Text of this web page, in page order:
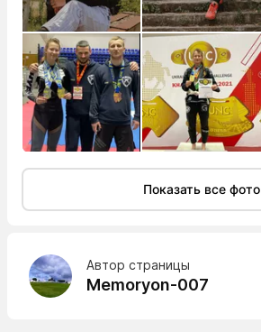
Показать все фото
Автор страницы
Memoryon-007